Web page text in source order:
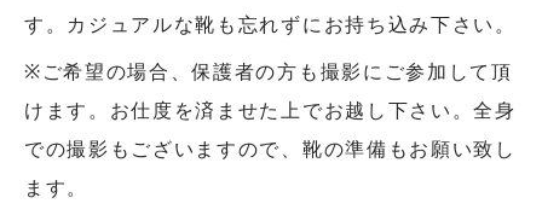
す。カジュアルな靴も忘れずにお持ち込み下さい。
※ご希望の場合、保護者の方も撮影にご参加して頂
けます。お仕度を済ませた上でお越し下さい。全身
での撮影もございますので、靴の準備もお願い致し
ます。